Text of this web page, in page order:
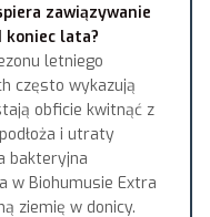
zawiązywanie
koniec lata?
letniego
często wykazują
obficie kwitnąć z
i utraty
bakteryjna
w Biohumusie Extra
ziemię w donicy.